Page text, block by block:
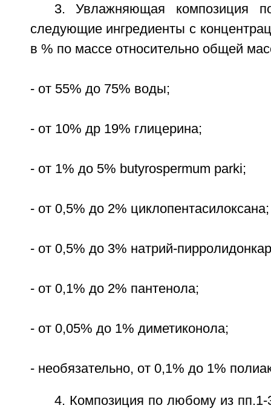
3. Увлажняющая композиция
следующие ингредиенты с
в % по массе относительно общей
- от 55% до 75% воды;
- от 10% др 19% глицерина;
- от 1% до 5% butyrospermum parki;
- от 0,5% до 2% циклопентасилоксана;
- от 0,5% до 3% натрий-
- от 0,1% до 2% пантенола;
- от 0,05% до 1% диметиконола;
- необязательно, от 0,1% до 1%
4. Композиция по любому из